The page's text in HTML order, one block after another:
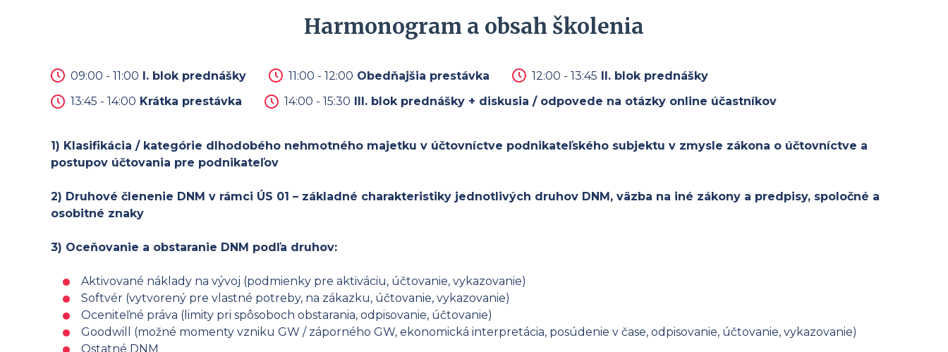
Harmonogram a obsah školenia
09:00 - 11:00 I. blok prednášky 11:00 - 12:00 Obedňajšia prestávka 12:00 - 13:45 II. blok prednášky
13:45 - 14:00 Krátka prestávka 14:00 - 15:30 III. blok prednášky + diskusia / odpovede na otázky online účastníkov
1) Klasifikácia / kategórie dlhodobého nehmotného majetku v účtovníctve podnikateľského subjektu v zmysle zákona o účtovníctve a
postupov účtovania pre podnikateľov
2) Druhové členenie DNM v rámci ÚS 01 – základné charakteristiky jednotlivých druhov DNM, väzba na iné zákony a predpisy, spoločné a
osobitné znaky
3) Oceňovanie a obstaranie DNM podľa druhov:
Aktivované náklady na vývoj (podmienky pre aktiváciu, účtovanie, vykazovanie)
Softvér (vytvorený pre vlastné potreby, na zákazku, účtovanie, vykazovanie)
Oceniteľné práva (limity pri spôsoboch obstarania, odpisovanie, účtovanie)
Goodwill (možné momenty vzniku GW / záporného GW, ekonomická interpretácia, posúdenie v čase, odpisovanie, účtovanie, vykazovanie)
Ostatné DNM